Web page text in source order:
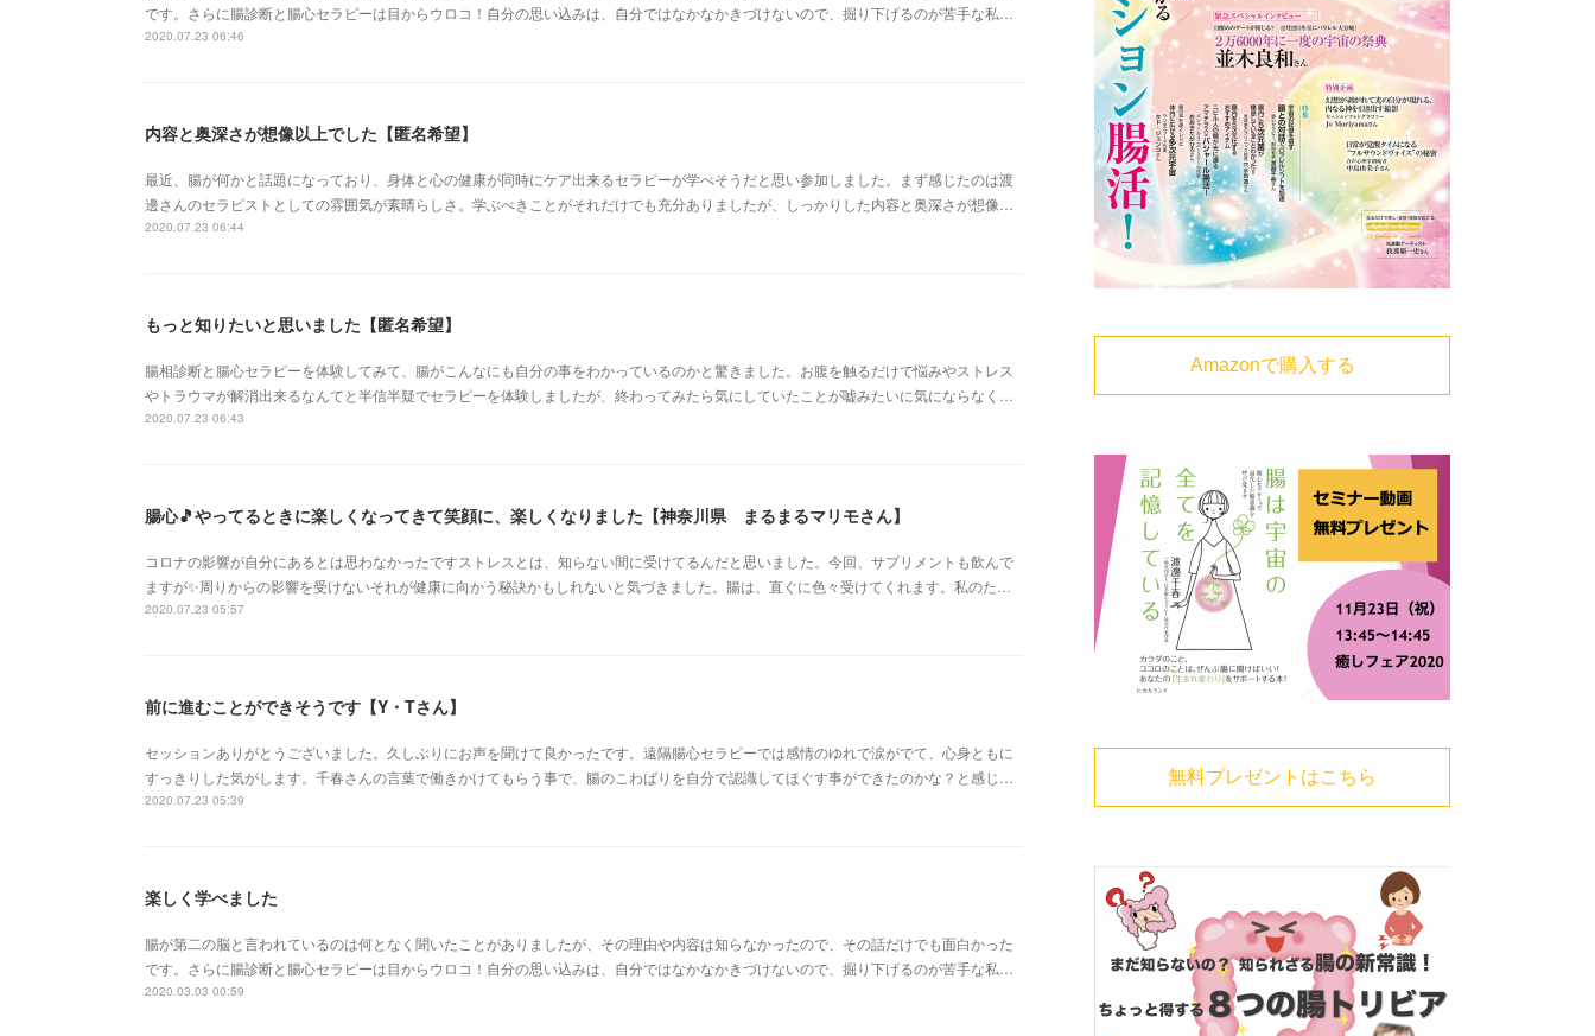
です。さらに腸診断と腸心セラピーは目からウロコ！自分の思い込みは、自分ではなかなかきづけないので、掘り下げるのが苦手な私…
2020.07.23 06:46
内容と奥深さが想像以上でした【匿名希望】
最近、腸が何かと話題になっており、身体と心の健康が同時にケア出来るセラピーが学べそうだと思い参加しました。まず感じたのは渡
邊さんのセラピストとしての雰囲気が素晴らしさ。学ぶべきことがそれだけでも充分ありましたが、しっかりした内容と奥深さが想像…
2020.07.23 06:44
もっと知りたいと思いました【匿名希望】
腸相診断と腸心セラピーを体験してみて、腸がこんなにも自分の事をわかっているのかと驚きました。お腹を触るだけで悩みやストレス
やトラウマが解消出来るなんてと半信半疑でセラピーを体験しましたが、終わってみたら気にしていたことが嘘みたいに気にならなく…
2020.07.23 06:43
腸心🎵やってるときに楽しくなってきて笑顔に、楽しくなりました【神奈川県 まるまるマリモさん】
コロナの影響が自分にあるとは思わなかったですストレスとは、知らない間に受けてるんだと思いました。今回、サプリメントも飲んで
ますが✨周りからの影響を受けないそれが健康に向かう秘訣かもしれないと気づきました。腸は、直ぐに色々受けてくれます。私のた…
2020.07.23 05:57
前に進むことができそうです【Y・Tさん】
セッションありがとうございました。久しぶりにお声を聞けて良かったです。遠隔腸心セラピーでは感情のゆれで涙がでて、心身ともに
すっきりした気がします。千春さんの言葉で働きかけてもらう事で、腸のこわばりを自分で認識してほぐす事ができたのかな？と感じ…
2020.07.23 05:39
楽しく学べました
腸が第二の脳と言われているのは何となく聞いたことがありましたが、その理由や内容は知らなかったので、その話だけでも面白かった
です。さらに腸診断と腸心セラピーは目からウロコ！自分の思い込みは、自分ではなかなかきづけないので、掘り下げるのが苦手な私…
2020.03.03 00:59
Amazonで購入する
無料プレゼントはこちら